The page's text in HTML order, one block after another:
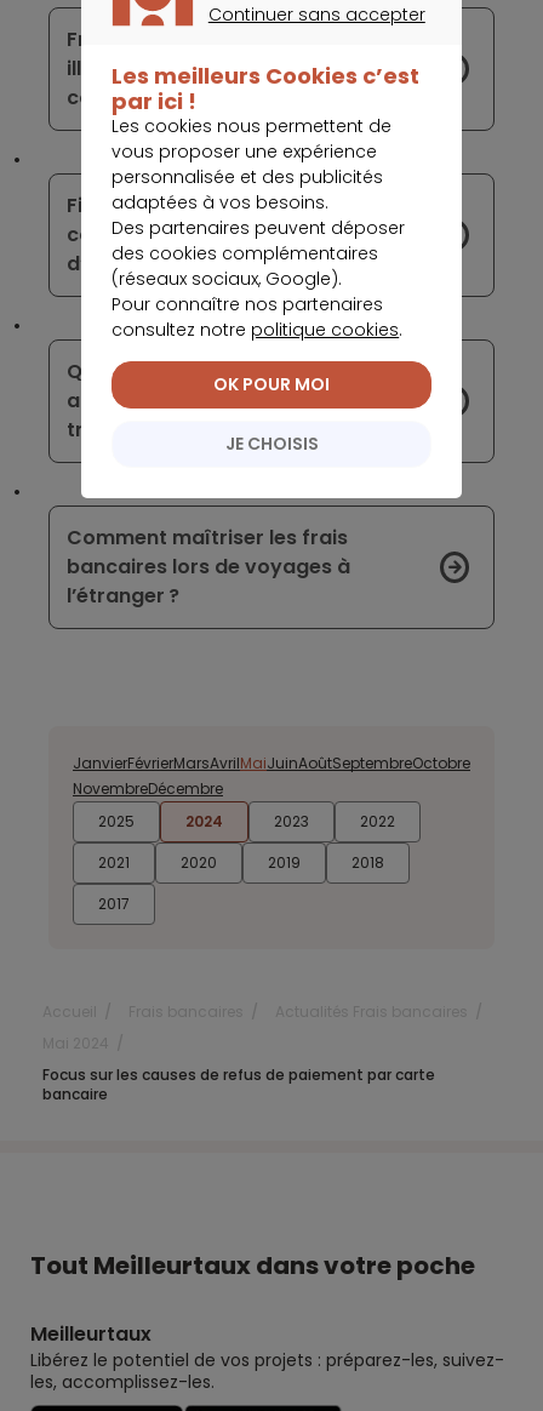
Frais bancaires : des pratiques
illégales persistantes pénalisent les
consommateurs
Fin de la hausse des taux : les
comptes à terme subissent un coup
d’arrêt, mais restent attractifs
Que faire si vous oubliez votre code
au moment d’effectuer une
transaction ?
Comment maîtriser les frais
bancaires lors de voyages à
l’étranger ?
2025 2024 2023
2022
2021
2020 2019
2018
2017
JanvierFévrierMarsAvrilMaiJuinAoûtSeptembreOctobre
NovembreDécembre
Focus sur les causes de refus de paiement par carte
bancaire
Tout Meilleurtaux dans votre poche
Meilleurtaux
Libérez le potentiel de vos projets : préparez-les, suivez-
les, accomplissez-les.
Continuer sans accepter
Les meilleurs Cookies c’est
par ici !
Les cookies nous permettent de
vous proposer une expérience
personnalisée et des publicités
adaptées à vos besoins.
Des partenaires peuvent déposer
des cookies complémentaires
(réseaux sociaux, Google).
Pour connaître nos partenaires
consultez notre politique cookies.
JE CHOISIS
OK POUR MOI